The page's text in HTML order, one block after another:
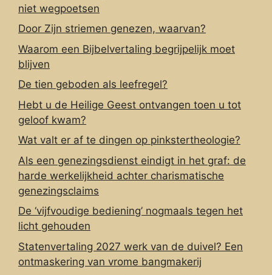
niet wegpoetsen
Door Zijn striemen genezen, waarvan?
Waarom een Bijbelvertaling begrijpelijk moet
blijven
De tien geboden als leefregel?
Hebt u de Heilige Geest ontvangen toen u tot
geloof kwam?
Wat valt er af te dingen op pinkstertheologie?
Als een genezingsdienst eindigt in het graf: de
harde werkelijkheid achter charismatische
genezingsclaims
De ‘vijfvoudige bediening’ nogmaals tegen het
licht gehouden
Statenvertaling 2027 werk van de duivel? Een
ontmaskering van vrome bangmakerij